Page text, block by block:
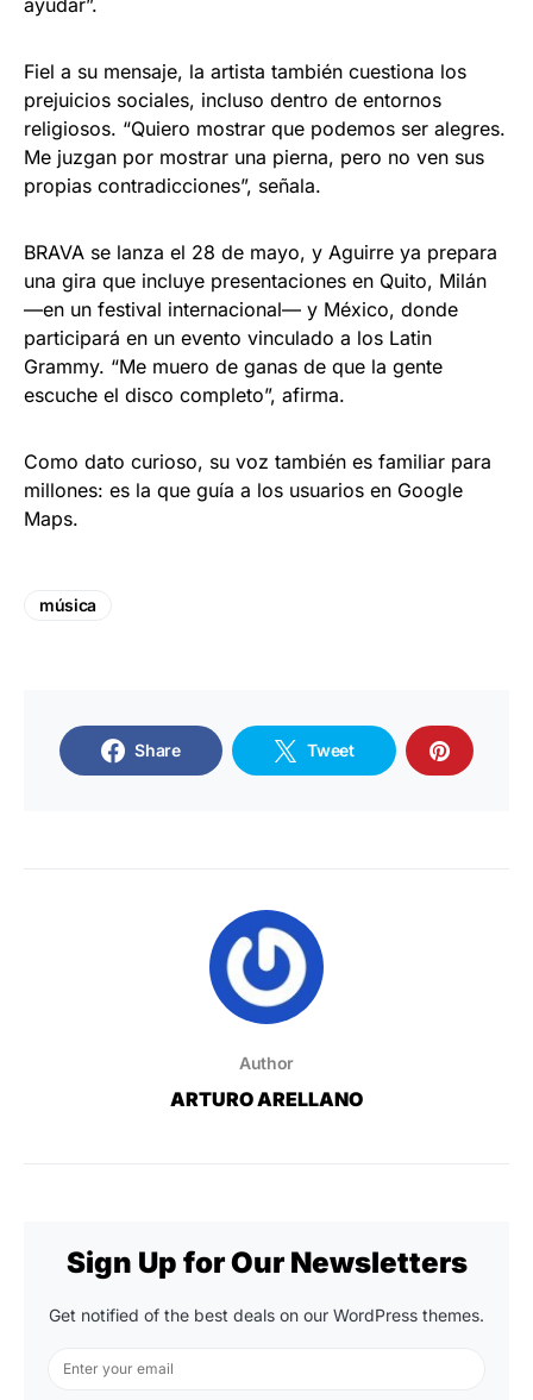
Fiel a su mensaje, la artista también cuestiona los
prejuicios sociales, incluso dentro de entornos
religiosos. “Quiero mostrar que podemos ser alegres.
Me juzgan por mostrar una pierna, pero no ven sus
propias contradicciones”, señala.
BRAVA se lanza el 28 de mayo, y Aguirre ya prepara
una gira que incluye presentaciones en Quito, Milán
—en un festival internacional— y México, donde
participará en un evento vinculado a los Latin
Grammy. “Me muero de ganas de que la gente
escuche el disco completo”, afirma.
Como dato curioso, su voz también es familiar para
millones: es la que guía a los usuarios en Google
Maps.
música
Share Tweet
Author
ARTURO ARELLANO
Sign Up for Our Newsletters
Get notified of the best deals on our WordPress themes.